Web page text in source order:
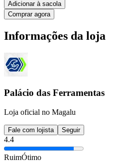
Adicionar à sacola
Comprar agora
Informações da loja
Palácio das Ferramentas
Loja oficial no Magalu
Fale com lojista Seguir
4.4
RuimÓtimo